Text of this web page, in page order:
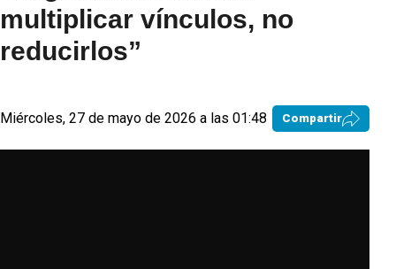
multiplicar vínculos, no
reducirlos”
Miércoles, 27 de mayo de 2026 a las 01:48 Compartir